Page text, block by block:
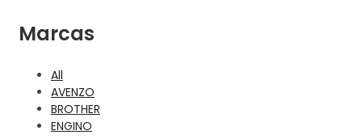
Marcas
All
AVENZO
BROTHER
ENGINO